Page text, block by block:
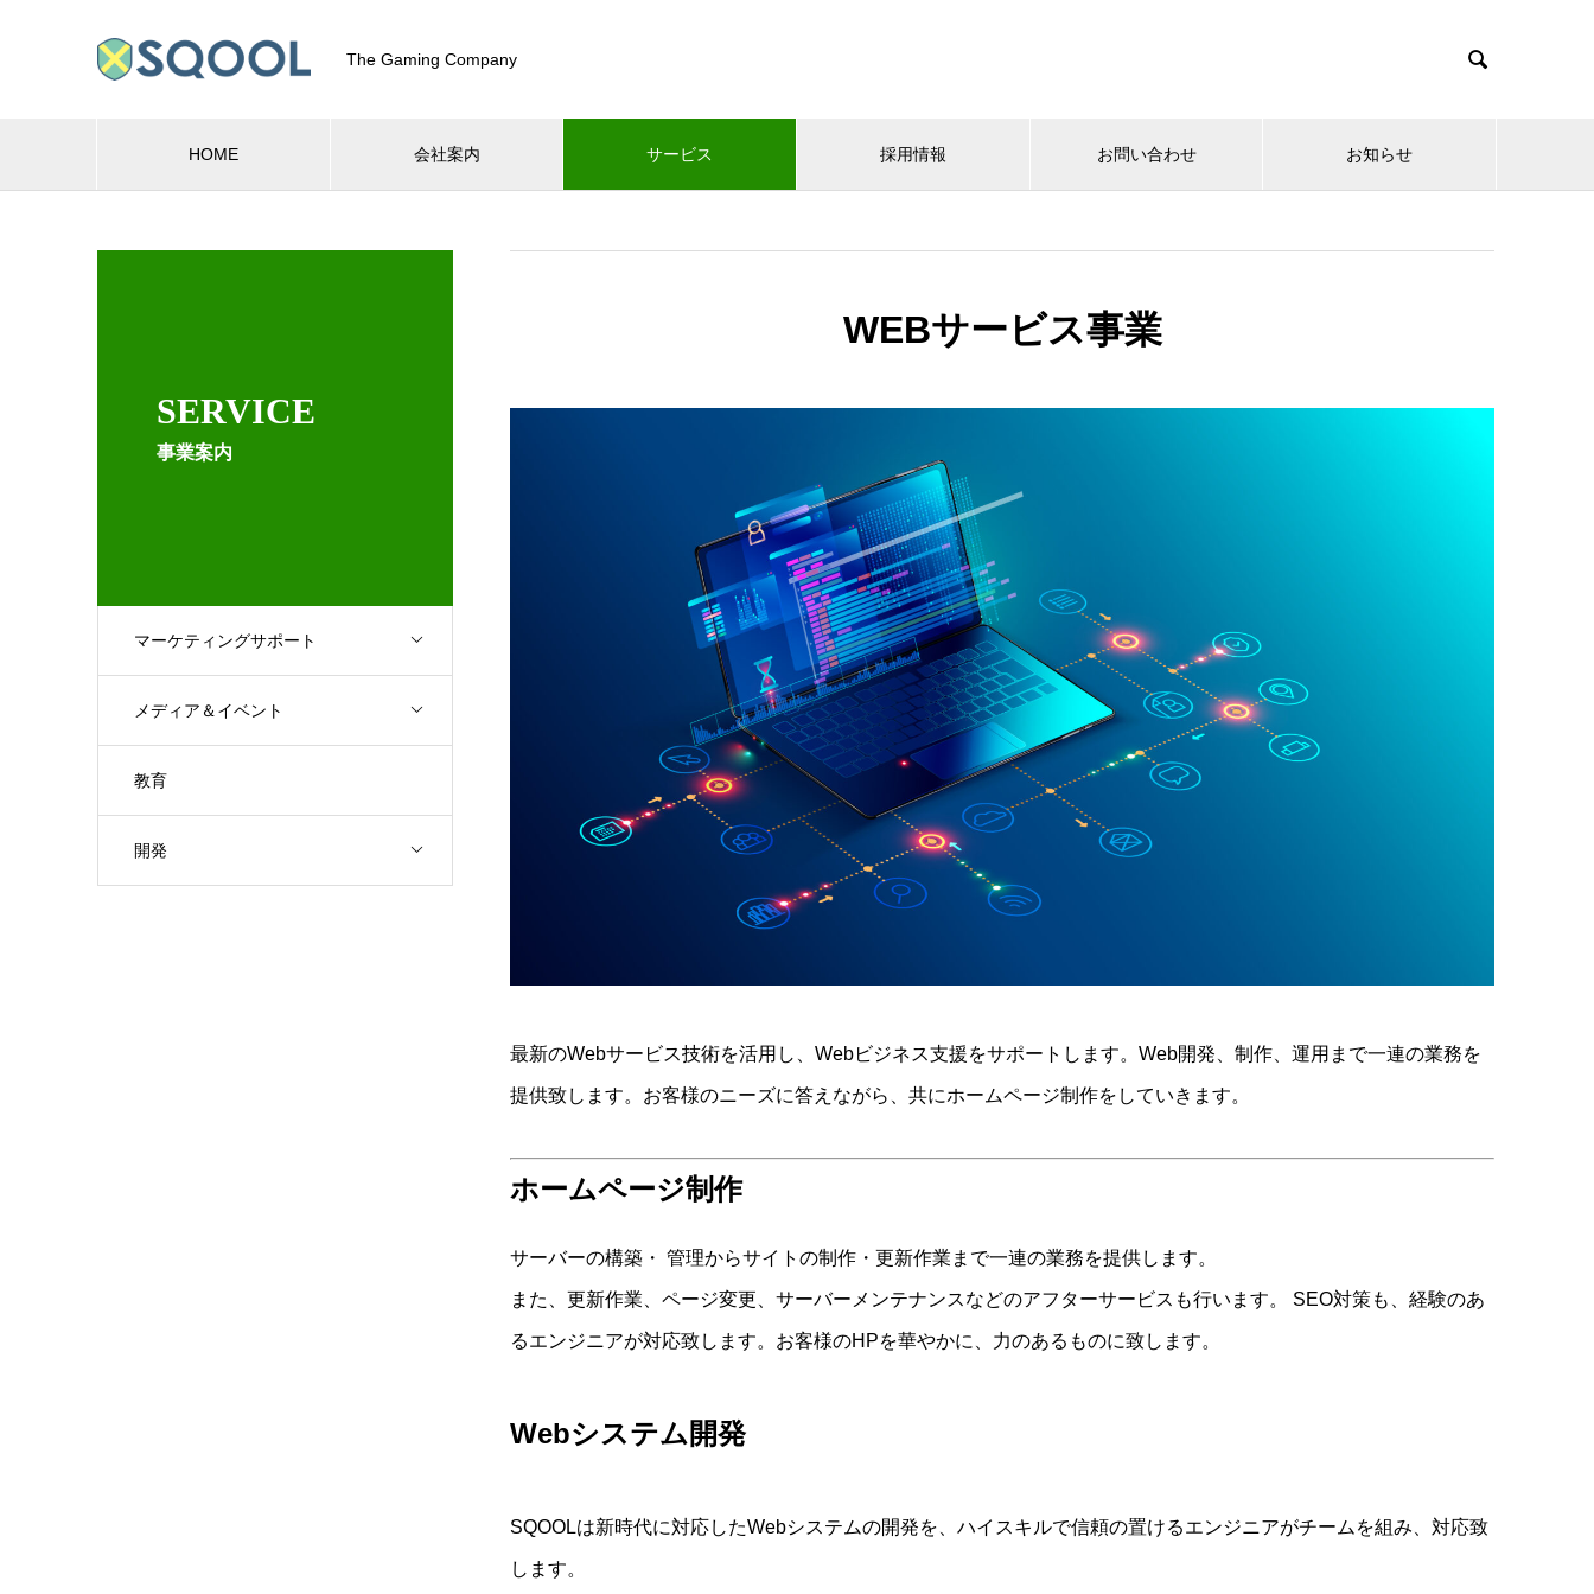
The Gaming Company 
HOME 会社案内 サービス 採用情報 お問い合わせ お知らせ
SERVICE
事業案内
マーケティングサポート
メディア＆イベント
教育
開発
WEBサービス事業
最新のWebサービス技術を活用し、Webビジネス支援をサポートします。Web開発、制作、運用まで一連の業務を
提供致します。お客様のニーズに答えながら、共にホームページ制作をしていきます。
ホームページ制作
サーバーの構築・ 管理からサイトの制作・更新作業まで一連の業務を提供します。
また、更新作業、ページ変更、サーバーメンテナンスなどのアフターサービスも行います。 SEO対策も、経験のあ
るエンジニアが対応致します。お客様のHPを華やかに、力のあるものに致します。
Webシステム開発
SQOOLは新時代に対応したWebシステムの開発を、ハイスキルで信頼の置けるエンジニアがチームを組み、対応致
します。